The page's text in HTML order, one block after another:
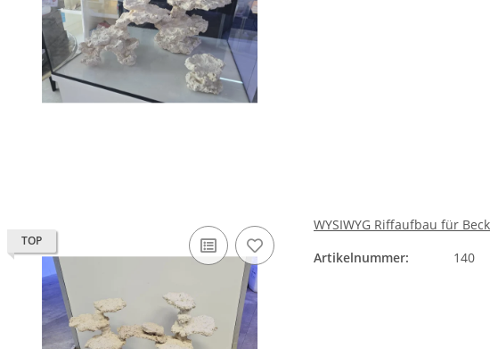
TOP
WYSIWYG Riffaufbau für
Artikelnummer:
140